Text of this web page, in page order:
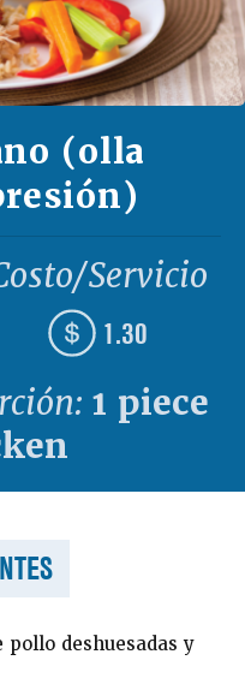
(olla
Servicio
1.30
1 piece
deshuesadas y